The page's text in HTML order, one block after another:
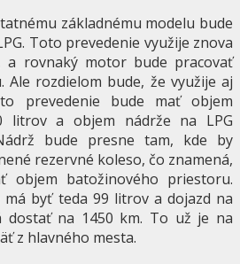
základnému modelu bude
Toto prevedenie využije znova
a rovnaký motor bude pracovať
rozdielom bude, že využije aj
prevedenie bude mať objem
litrov a objem nádrže na LPG
bude presne tam, kde by
rezervné koleso, čo znamená,
objem batožinového priestoru.
má byť teda 99 litrov a dojazd na
dostať na 1450 km. To už je na
z hlavného mesta.